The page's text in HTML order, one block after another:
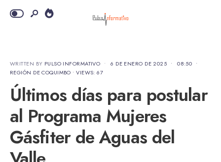
WRITTEN BY PULSO INFORMATIVO • 6 DE ENERO DE 2025 • 08:50 •
REGIÓN DE COQUIMBO •VIEWS: 67
Últimos días para postular
al Programa Mujeres
Gásfiter de Aguas del